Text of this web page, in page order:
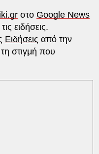
στο Google News
ειδήσεις.
Ειδήσεις από την
στιγμή που